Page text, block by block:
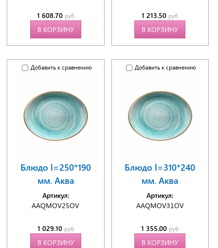
1 608.70 руб
В КОРЗИНУ
1 213.50 руб
В КОРЗИНУ
Добавить к сравнению
Блюдо l=250*190
мм. Аква
Артикул:
AAQMOV25OV
1 029.10 руб
В КОРЗИНУ
Добавить к сравнению
Блюдо l=310*240
мм. Аква
Артикул:
AAQMOV31OV
1 355.00 руб
В КОРЗИНУ